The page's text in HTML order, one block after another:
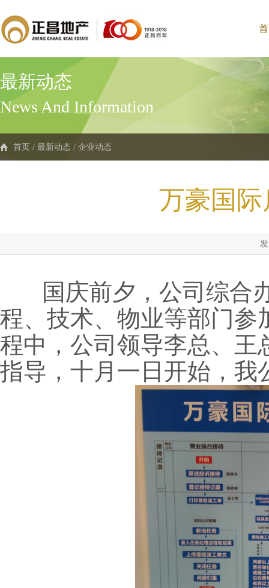
最新动态
News And Information
首页 / 最新动态 / 企业动态
万豪国
国庆前夕，公司综合
程、技术、物业等部门参
程中，公司领导李总、王
指导，十月一日开始，我